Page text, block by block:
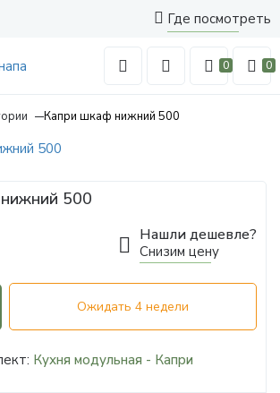
Где посмотреть
0 0
Капри шкаф нижний 500
500
Нашли дешевле?
Снизим цену
Ожидать 4 недели
Кухня модульная - Капри